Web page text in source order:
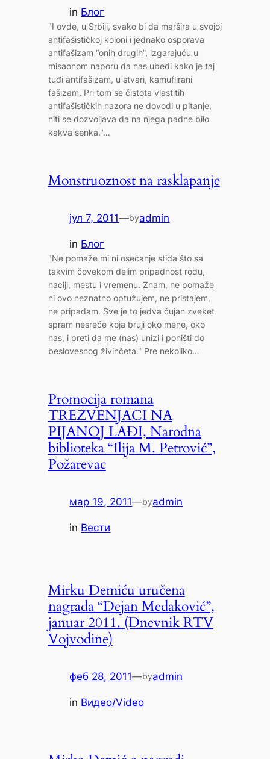
in Блог
"I ovde, u Srbiji, svako bi da maršira u svojoj
antifašističkoj koloni i jednako osporava
antifašizam “onih drugih”, izgarajuću u
misaonom naporu da nas ubedi kako je taj
tuđi antifašizam, u stvari, kamuflirani
fašizam. Pri tom se čistota vlastitih
antifašističkih nazora ne dovodi u pitanje,
niti se dozvoljava da na njega padne bilo
kakva senka."…
Monstruoznost na rasklapanje
јул 7, 2011—byadmin
in Блог
"Ne pomaže mi ni osećanje stida što sa
takvim čovekom delim pripadnost rodu,
naciji, mestu i vremenu. Znam, ne pomaže
ni ovo neznatno optužujem, ne pristajem,
ne pripadam. Sve je to jedva čujan zveket
spram nesreće koja bruji oko mene, oko
nas, i preti da me (nas) unizi i poništi do
beslovesnog živinčeta." Pre nekoliko…
Promocija romana
TREZVENJACI NA
PIJANOJ LAĐI, Narodna
biblioteka “Ilija M. Petrović”,
Požarevac
мар 19, 2011—byadmin
in Вести
Mirku Demiću uručena
nagrada “Dejan Medaković”,
januar 2011. (Dnevnik RTV
Vojvodine)
феб 28, 2011—byadmin
in Видео/Video